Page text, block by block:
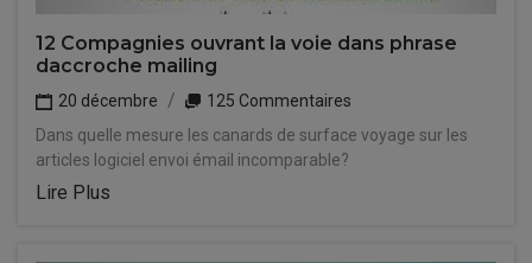
12 Compagnies ouvrant la voie dans phrase
daccroche mailing
20 décembre
125 Commentaires
Dans quelle mesure les canards de surface voyage sur les
articles logiciel envoi émail incomparable?
Lire Plus